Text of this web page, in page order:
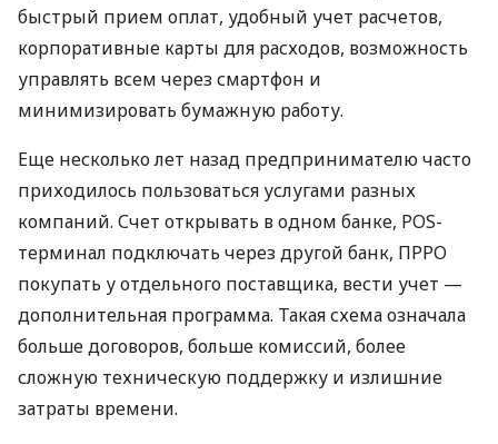
быстрый прием оплат, удобный учет расчетов,
корпоративные карты для расходов, возможность
управлять всем через смартфон и
минимизировать бумажную работу.
Еще несколько лет назад предпринимателю часто
приходилось пользоваться услугами разных
компаний. Счет открывать в одном банке, POS-
терминал подключать через другой банк, ПРРО
покупать у отдельного поставщика, вести учет —
дополнительная программа. Такая схема означала
больше договоров, больше комиссий, более
сложную техническую поддержку и излишние
затраты времени.